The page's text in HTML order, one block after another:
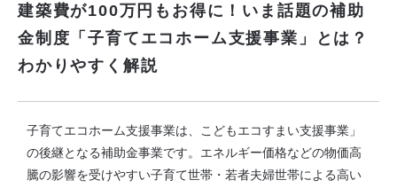
建築費が100万円もお得に！いま話題の補助
金制度「子育てエコホーム支援事業」とは？
わかりやすく解説
子育てエコホーム支援事業は、こどもエコすまい支援事業」
の後継となる補助金事業です。エネルギー価格などの物価高
騰の影響を受けやすい子育て世帯・若者夫婦世帯による高い